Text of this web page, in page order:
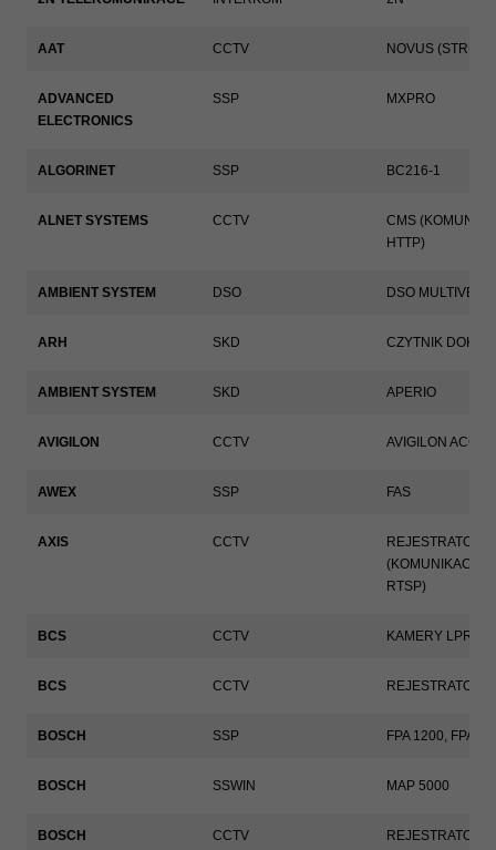
AAT CCTV NOVUS
ADVANCED
ELECTRONICS
SSP MXPRO
ALGORINET SSP BC216-1
ALNET SYSTEMS CCTV
CMS
HTTP)
AMBIENT SYSTEM DSO DSO MULTIVES I
ARH SKD CZYTNIK
AMBIENT SYSTEM SKD APERIO
AVIGILON CCTV AVIGILON ACC
AWEX SSP FAS
AXIS CCTV
REJESTRATORY
(KOMUNIKACJA
RTSP)
BCS CCTV KAMERY LPR
BCS CCTV REJESTRATORY
BOSCH SSP FPA 1200, FPA
BOSCH SSWIN MAP 5000
BOSCH CCTV REJESTRATORY